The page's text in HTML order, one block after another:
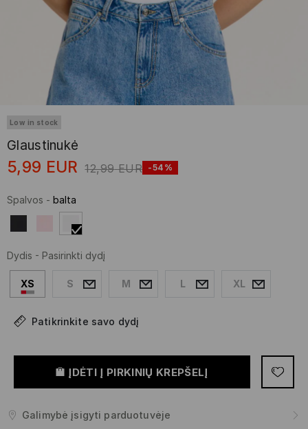
Low in stock
Glaustinukė
5,99 EUR 12,99 EUR -54%
Spalvos - balta
Dydis - Pasirinkti dydį
XS S M L XL
Patikrinkite savo dydį
ĮDĖTI Į PIRKINIŲ KREPŠELĮ
Galimybė įsigyti parduotuvėje